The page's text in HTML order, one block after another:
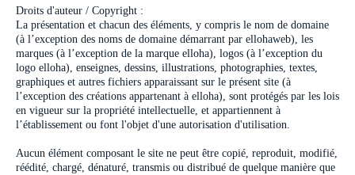
Droits d'auteur / Copyright :
La présentation et chacun des éléments, y compris le nom de domaine
(à l’exception des noms de domaine démarrant par ellohaweb), les
marques (à l’exception de la marque elloha), logos (à l’exception du
logo elloha), enseignes, dessins, illustrations, photographies, textes,
graphiques et autres fichiers apparaissant sur le présent site (à
l’exception des créations appartenant à elloha), sont protégés par les lois
en vigueur sur la propriété intellectuelle, et appartiennent à
l’établissement ou font l'objet d'une autorisation d'utilisation.
Aucun élément composant le site ne peut être copié, reproduit, modifié,
réédité, chargé, dénaturé, transmis ou distribué de quelque manière que